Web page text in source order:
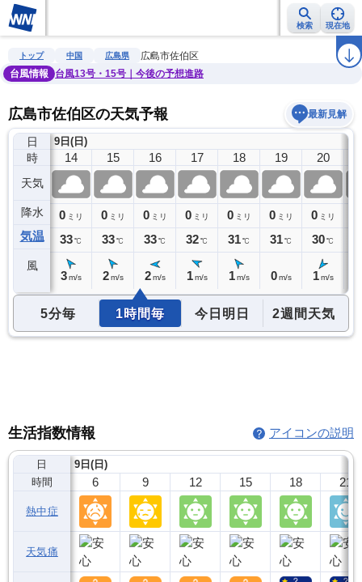
検索 現在地
雨雲レーダー 台風情報 地震情報 ラ
トップ 中国 広島県
広島市佐伯区
台風情報
台風13号・15号｜今後の予想進路
広島市佐伯区の天気予報 最新見解
日
時
天気
降水
気温
風
9日(日)
13
0ミリ
32℃
14
0 ミリ
33℃
3 m/s
15
0 ミリ
33℃
2 m/s
16
0 ミリ
33℃
2 m/s
17
0 ミリ
32℃
1 m/s
18
0 ミリ
31℃
1 m/s
19
0 ミリ
31℃
0 m/s
20
0 ミリ
30℃
1 m/s
5分毎 1時間毎 今日明日 2週間天気
生活指数情報 アイコンの説明
日
時間
熱中症
天気痛
9日(日)
6 9 12 15 18 21